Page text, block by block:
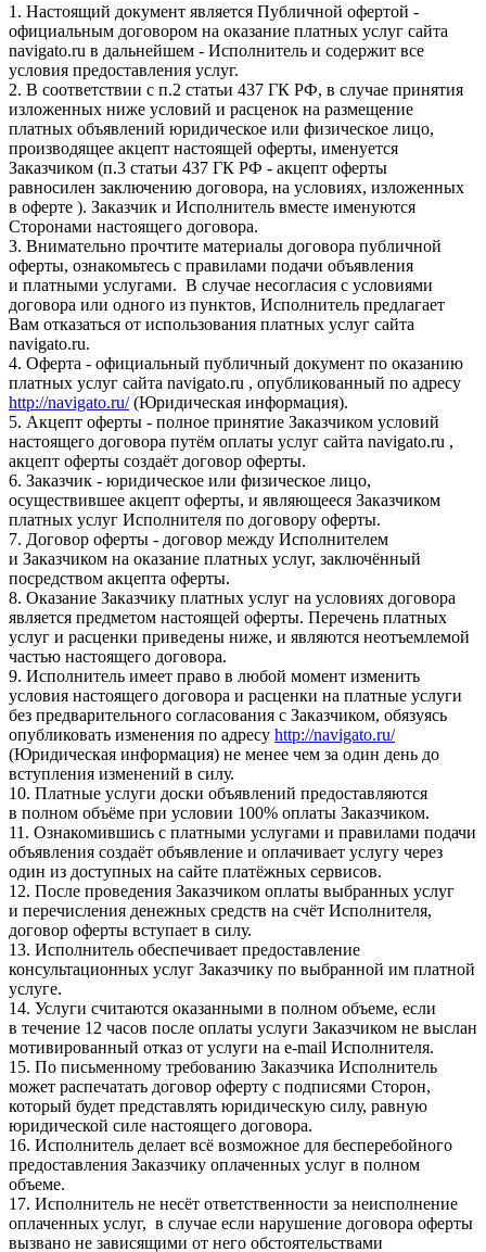
1. Настоящий документ является Публичной офертой -
официальным договором на оказание платных услуг сайта
navigato.ru в дальнейшем - Исполнитель и содержит все
условия предоставления услуг.
2. В соответствии с п.2 статьи 437 ГК РФ, в случае принятия
изложенных ниже условий и расценок на размещение
платных объявлений юридическое или физическое лицо,
производящее акцепт настоящей оферты, именуется
Заказчиком (п.3 статьи 437 ГК РФ - акцепт оферты
равносилен заключению договора, на условиях, изложенных
в оферте ). Заказчик и Исполнитель вместе именуются
Сторонами настоящего договора.
3. Внимательно прочтите материалы договора публичной
оферты, ознакомьтесь с правилами подачи объявления
и платными услугами. В случае несогласия с условиями
договора или одного из пунктов, Исполнитель предлагает
Вам отказаться от использования платных услуг сайта
navigato.ru.
4. Оферта - официальный публичный документ по оказанию
платных услуг сайта navigato.ru , опубликованный по адресу
http://navigato.ru/(Юридическая информация).
5. Акцепт оферты - полное принятие Заказчиком условий
настоящего договора путём оплаты услуг сайта navigato.ru ,
акцепт оферты создаёт договор оферты.
6. Заказчик - юридическое или физическое лицо,
осуществившее акцепт оферты, и являющееся Заказчиком
платных услуг Исполнителя по договору оферты.
7. Договор оферты - договор между Исполнителем
и Заказчиком на оказание платных услуг, заключённый
посредством акцепта оферты.
8. Оказание Заказчику платных услуг на условиях договора
является предметом настоящей оферты. Перечень платных
услуг и расценки приведены ниже, и являются неотъемлемой
частью настоящего договора.
9. Исполнитель имеет право в любой момент изменить
условия настоящего договора и расценки на платные услуги
без предварительного согласования с Заказчиком, обязуясь
опубликовать изменения по адресу http://navigato.ru/
(Юридическая информация) не менее чем за один день до
вступления изменений в силу.
10. Платные услуги доски объявлений предоставляются
в полном объёме при условии 100% оплаты Заказчиком.
11. Ознакомившись с платными услугами и правилами подачи
объявления создаёт объявление и оплачивает услугу через
один из доступных на сайте платёжных сервисов.
12. После проведения Заказчиком оплаты выбранных услуг
и перечисления денежных средств на счёт Исполнителя,
договор оферты вступает в силу.
13. Исполнитель обеспечивает предоставление
консультационных услуг Заказчику по выбранной им платной
услуге.
14. Услуги считаются оказанными в полном объеме, если
в течение 12 часов после оплаты услуги Заказчиком не выслан
мотивированный отказ от услуги на e-mail Исполнителя.
15. По письменному требованию Заказчика Исполнитель
может распечатать договор оферту с подписями Сторон,
который будет представлять юридическую силу, равную
юридической силе настоящего договора.
16. Исполнитель делает всё возможное для бесперебойного
предоставления Заказчику оплаченных услуг в полном
объеме.
17. Исполнитель не несёт ответственности за неисполнение
оплаченных услуг, в случае если нарушение договора оферты
вызвано не зависящими от него обстоятельствами